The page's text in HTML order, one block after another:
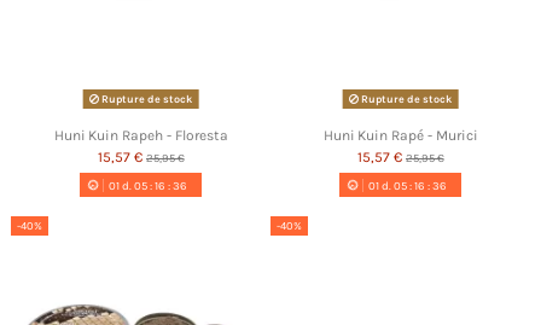
Rupture de stock
Huni Kuin Rapeh - Floresta
15,57 € 25,95 €
01d. 05:16 :35
Rupture de stock
Huni Kuin Rapé - Murici
15,57 € 25,95 €
01d. 05:16 :35
-40% -40%